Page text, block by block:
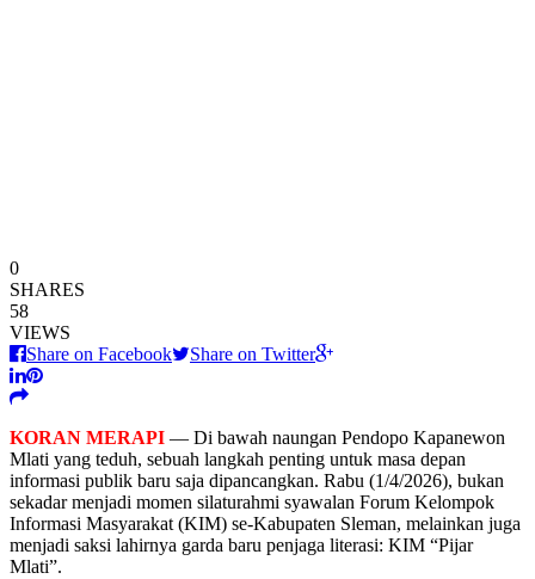
0
SHARES
58
VIEWS
Share on Facebook
Share on Twitter
KORAN MERAPI — Di bawah naungan Pendopo Kapanewon
Mlati yang teduh, sebuah langkah penting untuk masa depan
informasi publik baru saja dipancangkan. Rabu (1/4/2026), bukan
sekadar menjadi momen silaturahmi syawalan Forum Kelompok
Informasi Masyarakat (KIM) se-Kabupaten Sleman, melainkan juga
menjadi saksi lahirnya garda baru penjaga literasi: KIM “Pijar
Mlati”.